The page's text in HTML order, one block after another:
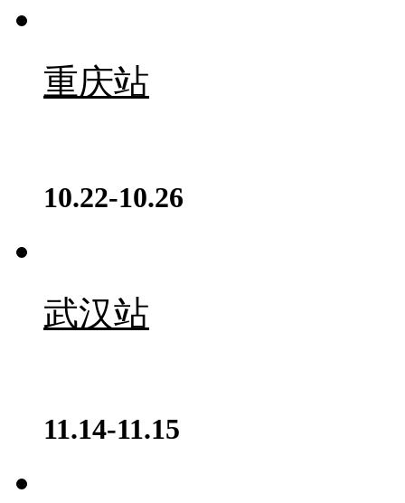
重庆站
10.22-10.26
武汉站
11.14-11.15